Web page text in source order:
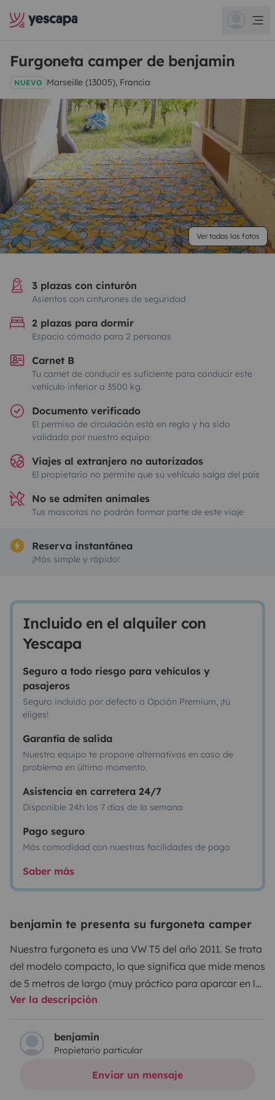
Furgoneta camper de benjamin
NUEVO Marseille (13005), Francia
Ver todas las fotos
3 plazas con cinturón
Asientos con cinturones de seguridad
2 plazas para dormir
Espacio cómodo para 2 personas
Carnet B
Tu carnet de conducir es suficiente para conducir este
vehículo inferior a 3500 kg.
Documento verificado
El permiso de circulación está en regla y ha sido
validado por nuestro equipo
Viajes al extranjero no autorizados
El propietario no permite que su vehículo salga del país
No se admiten animales
Tus mascotas no podrán formar parte de este viaje
Reserva instantánea
¡Más simple y rápido!
Incluido en el alquiler con
Yescapa
Seguro a todo riesgo para vehículos y
pasajeros
Seguro incluido por defecto o Opción Premium, ¡tú
eliges!
Garantía de salida
Nuestro equipo te propone alternativas en caso de
problema en último momento.
Asistencia en carretera 24/7
Disponible 24h los 7 días de la semana
Pago seguro
Más comodidad con nuestras facilidades de pago
Saber más
benjamin te presenta su furgoneta camper
Nuestra furgoneta es una VW T5 del año 2011. Se trata
del modelo compacto, lo que significa que mide menos
de 5 metros de largo (muy práctico para aparcar en la
ciudad) y tiene una altura inferior a los 2 metros. Fue
el año 2023. Es sumamente funcional y se encuentra en
un estado excelente. Ofrece una experiencia de
conducción muy agradable (con 102 caballos de
Ver la descripción
benjamin
Propietario particular
Enviar un mensaje